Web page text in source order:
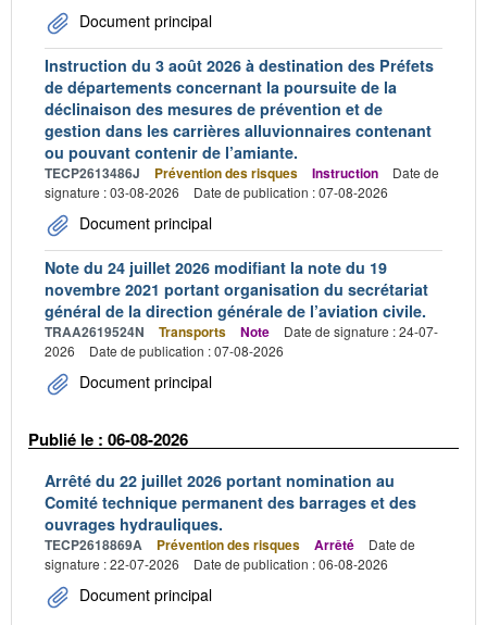
Document principal
Instruction du 3 août 2026 à destination des Préfets
de départements concernant la poursuite de la
déclinaison des mesures de prévention et de
gestion dans les carrières alluvionnaires contenant
ou pouvant contenir de l’amiante.
TECP2613486J Prévention des risques Instruction
Date de
signature : 03-08-2026
Date de publication : 07-08-2026
Document principal
Note du 24 juillet 2026 modifiant la note du 19
novembre 2021 portant organisation du secrétariat
général de la direction générale de l’aviation civile.
TRAA2619524N Transports Note
Date de signature : 24-07-
2026
Date de publication : 07-08-2026
Document principal
Publié le : 06-08-2026
Arrêté du 22 juillet 2026 portant nomination au
Comité technique permanent des barrages et des
ouvrages hydrauliques.
TECP2618869A Prévention des risques Arrêté
Date de
signature : 22-07-2026
Date de publication : 06-08-2026
Document principal